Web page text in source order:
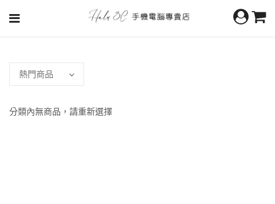
分類內無商品，請重新選擇